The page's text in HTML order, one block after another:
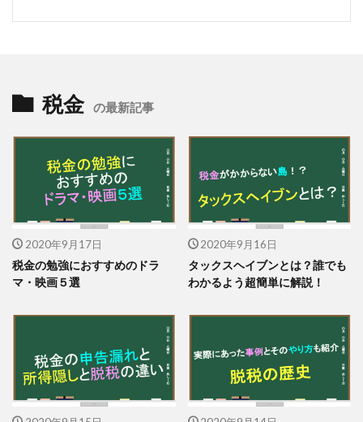
税金 の最新記事
2020年9月17日
税金の勉強におすすめのドラ
マ・映画５選
2020年9月16日
タックスヘイブンとは？誰でも
わかるよう超簡単に解説！